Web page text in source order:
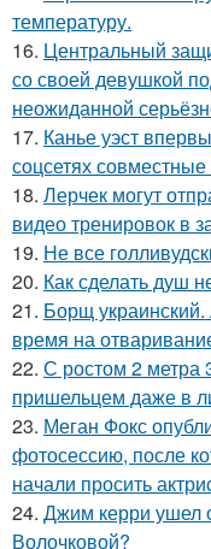
температуру.
16. Центральный
со своей девушкой
неожиданной
17. Канье уэст
соцсетях
18. Лерчек могут
видео тренировок в
19. Не все
20. Как сделать душ
21. Борщ
время на
22. С ростом 2 метра
пришельцем даже в
23. Меган Фокс
фотосессию, после
начали просить
24. Джим керри ушел
Волочковой?